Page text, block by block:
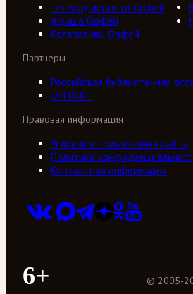
Телерадиоцентр Орфей
Афиша Орфей
Коллективы Орфей
Партнеры
Российская библиотечная
///ТРАКТ
Правовая информация
Условия использования сайта
Политика
Контактная информация
6+ © 2005-